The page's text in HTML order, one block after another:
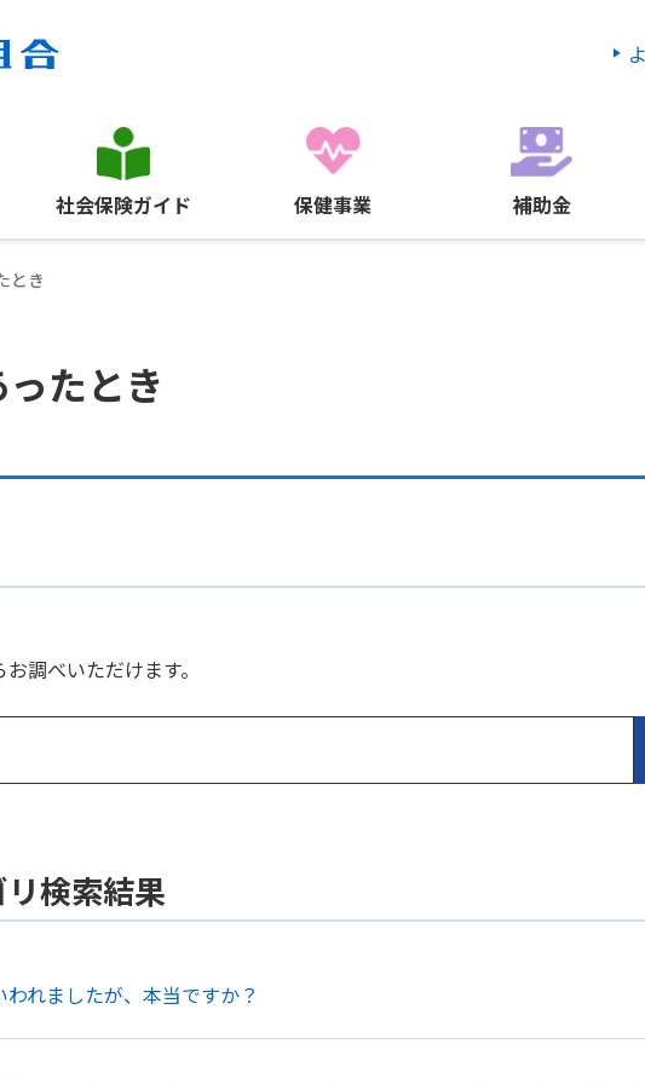
社会保険ガイド 保健事業 補助金
とき
たとき
調べいただけます。
検索結果
れましたが、本当ですか？